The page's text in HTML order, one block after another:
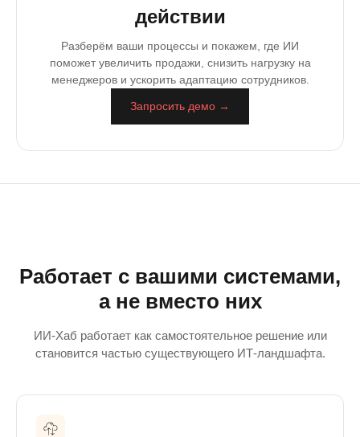
действии
Разберём ваши процессы и покажем, где ИИ
поможет увеличить продажи, снизить нагрузку на
менеджеров и ускорить адаптацию сотрудников.
Запросить демо →
Работает с вашими системами,
а не вместо них
ИИ-Хаб работает как самостоятельное решение или
становится частью существующего ИТ-ландшафта.